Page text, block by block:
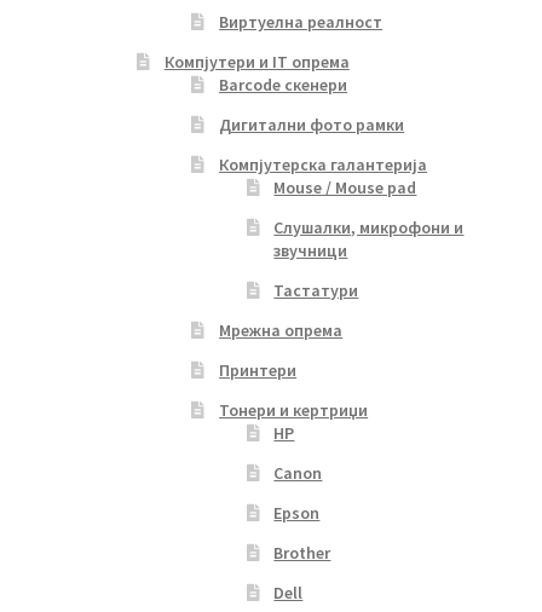
Виртуелна реалност
Компјутери и IT опрема
Barcode скенери
Дигитални фото рамки
Компјутерска галантерија
Mouse / Mouse pad
Слушалки, микрофони и
звучници
Тастатури
Мрежна опрема
Принтери
Тонери и кертриџи
HP
Canon
Epson
Brother
Dell